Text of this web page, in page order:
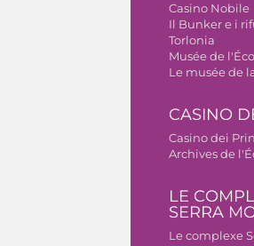
Casino Nobile
Il Bunker e i
Torlonia
Musée de
Le musée de
CASINO
Casino dei
Archives de
LE
SERRA
Le complexe